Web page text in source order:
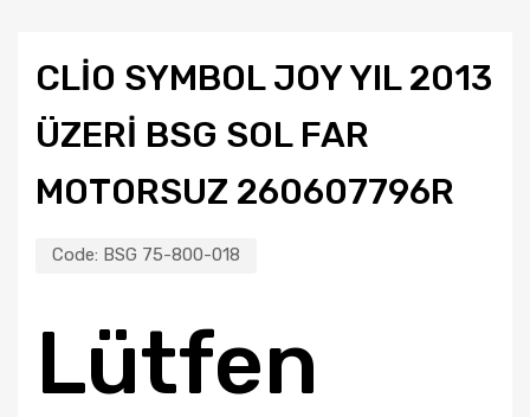
CLIO SYMBOL JOY YIL 2013
ÜZERI BSG SOL FAR
MOTORSUZ 260607796R
Code: BSG 75-800-018
Lütfen